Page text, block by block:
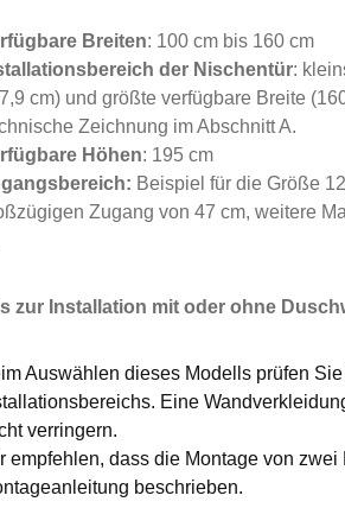
Breiten: 100 cm bis 160 cm
der Nischentür:
cm) und größte verfügbare Breite
Zeichnung im Abschnitt A.
Höhen: 195 cm
Beispiel für die Größe
Zugang von 47 cm, weitere
zur Installation mit oder ohne
Auswählen dieses Modells prüfen
Eine
verringern.
empfehlen, dass die Montage von
beschrieben.